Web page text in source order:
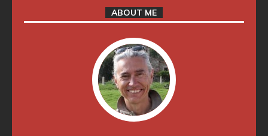
ABOUT ME